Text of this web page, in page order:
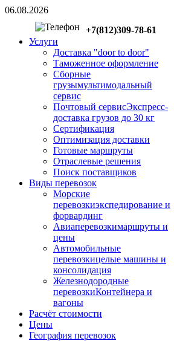
06.08.2026
+7(812)309-78-61
Услуги
Доставка "door to door"
Таможенное оформление
Сборные
грузымультимодальный
сервис
Почтовый сервисЭкспресс-
доставка грузов до 30 кг
Сертификация
Оптимизация доставки
Готовые маршруты
Отраслевые решения
Поиск поставщиков
Виды перевозок
Морские
перевозкиэкспедирование и
форвардинг
Авиаперевозкимаршруты и
цены
Автомобильные
перевозкицелые машины и
консолидация
Железнодородные
перевозкиКонтейнера и
вагоны
Расчёт стоимости
Цены
География перевозок